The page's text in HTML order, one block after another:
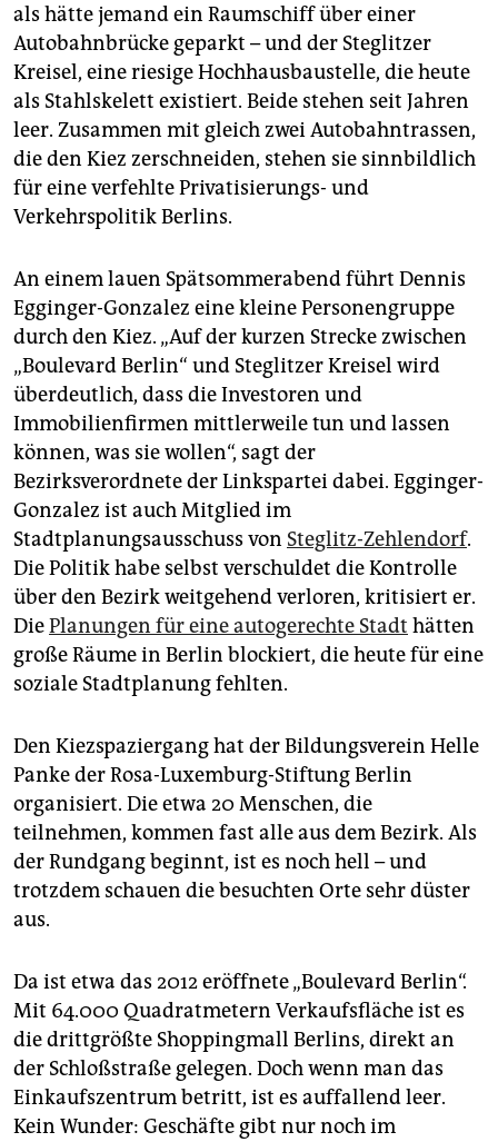
als hätte jemand ein Raumschiff über einer
Autobahnbrücke geparkt – und der Steglitzer
Kreisel, eine riesige Hochhausbaustelle, die heute
als Stahlskelett existiert. Beide stehen seit Jahren
leer. Zusammen mit gleich zwei Autobahntrassen,
die den Kiez zerschneiden, stehen sie sinnbildlich
für eine verfehlte Privatisierungs- und
Verkehrspolitik Berlins.
An einem lauen Spätsommerabend führt Dennis
Egginger-Gonzalez eine kleine Personengruppe
durch den Kiez. „Auf der kurzen Strecke zwischen
„Boulevard Berlin“ und Steglitzer Kreisel wird
überdeutlich, dass die Investoren und
Immobilienfirmen mittlerweile tun und lassen
können, was sie wollen“, sagt der
Bezirksverordnete der Linkspartei dabei. Egginger-
Gonzalez ist auch Mitglied im
Stadtplanungsausschuss von Steglitz-Zehlendorf.
Die Politik habe selbst verschuldet die Kon­trolle
über den Bezirk weitgehend verloren, kritisiert er.
DiePlanungen für eine autogerechte Stadt hätten
große Räume in Berlin blockiert, die heute für eine
soziale Stadtplanung fehlten.
Den Kiezspaziergang hat der Bildungsverein Helle
Panke der Rosa-Luxemburg-Stiftung Berlin
organisiert. Die etwa 20 Menschen, die
teilnehmen, kommen fast alle aus dem Bezirk. Als
der Rundgang beginnt, ist es noch hell – und
trotzdem schauen die besuchten Orte sehr düster
aus.
Da ist etwa das 2012 eröffnete „Boulevard Berlin“.
Mit 64.000 Quadratmetern Verkaufsfläche ist es
die drittgrößte Shoppingmall Berlins, direkt an
der Schloßstraße gelegen. Doch wenn man das
Einkaufszentrum betritt, ist es auffallend leer.
Kein Wunder: Geschäfte gibt nur noch im